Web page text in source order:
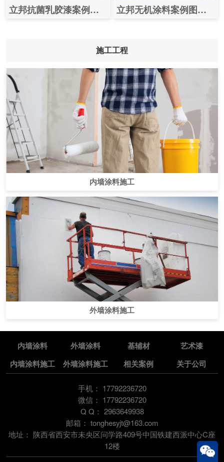
立邦抗菌乳胶漆案例图片之（深圳市慢性病防治中心） 立邦无机涂料案例图片之（石家庄仁济医院）
施工工程
内墙涂料施工
外墙涂料施工
内墙涂料 外墙涂料 基辅材
艺术漆
内墙涂料施工
外墙涂料施工 相关案例 关于公司
手机： 17792236720
微信： 17792236720
Q Q： 2963649938
邮箱： tonghesyjt@163.com
地址： 陕西省西安市未央区问学路409号中国铁建西派中心C座
12楼